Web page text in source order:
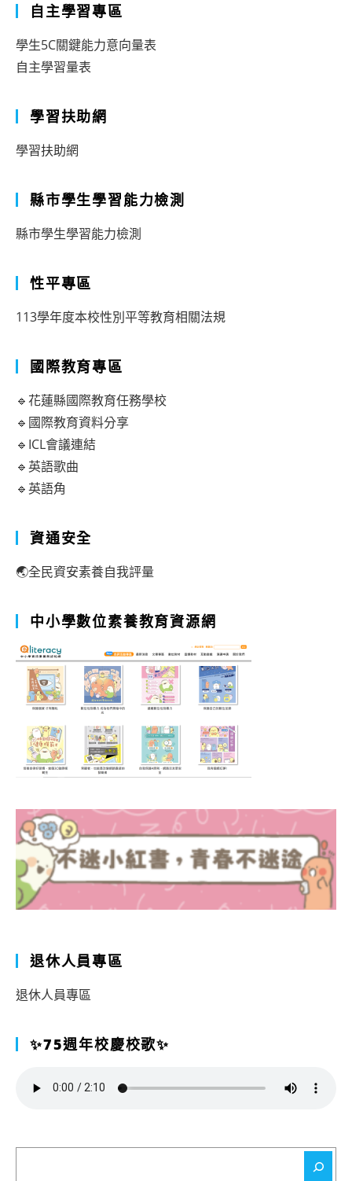
自主學習專區
學生5C關鍵能力意向量表
自主學習量表
學習扶助網
學習扶助網
縣市學生學習能力檢測
縣市學生學習能力檢測
性平專區
113學年度本校性別平等教育相關法規
國際教育專區
🔹花蓮縣國際教育任務學校
🔹國際教育資料分享
🔹ICL會議連結
🔹英語歌曲
🔹英語角
資通安全
🌏全民資安素養自我評量
中小學數位素養教育資源網
退休人員專區
退休人員專區
✨75週年校慶校歌✨